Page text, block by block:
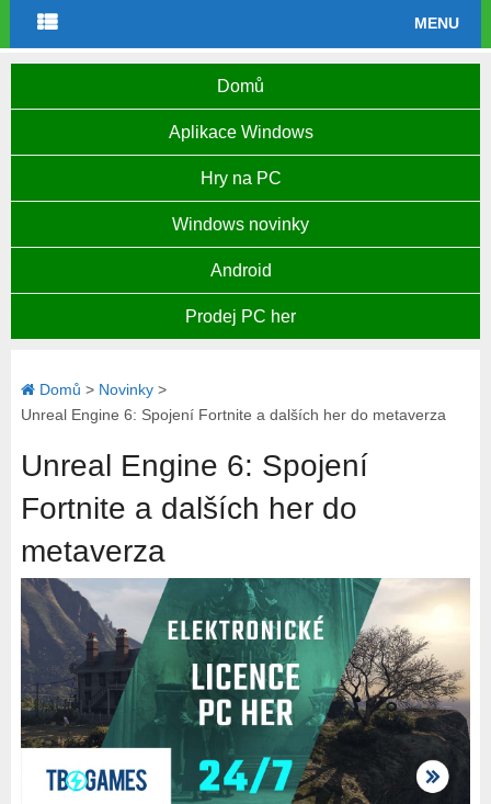
MENU
Domů
Aplikace Windows
Hry na PC
Windows novinky
Android
Prodej PC her
Domů > Novinky>
Unreal Engine 6: Spojení Fortnite a dalších her do metaverza
Unreal Engine 6: Spojení
Fortnite a dalších her do
metaverza